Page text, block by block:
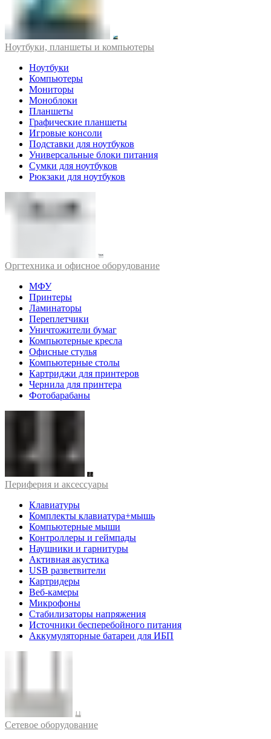
Ноутбуки, планшеты и компьютеры
Ноутбуки
Компьютеры
Мониторы
Моноблоки
Планшеты
Графические планшеты
Игровые консоли
Подставки для ноутбуков
Универсальные блоки питания
Сумки для ноутбуков
Рюкзаки для ноутбуков
Оргтехника и офисное оборудование
МФУ
Принтеры
Ламинаторы
Переплетчики
Уничтожители бумаг
Компьютерные кресла
Офисные стулья
Компьютерные столы
Картриджи для принтеров
Чернила для принтера
Фотобарабаны
Периферия и аксессуары
Клавиатуры
Комплекты клавиатура+мышь
Компьютерные мыши
Контроллеры и геймпады
Наушники и гарнитуры
Активная акустика
USB разветвители
Картридеры
Веб-камеры
Микрофоны
Стабилизаторы напряжения
Источники бесперебойного питания
Аккумуляторные батареи для ИБП
Cетевое оборудование